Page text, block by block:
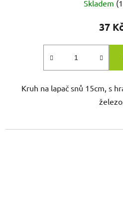
Skladem
37
Kruh na lapač snů 15cm, s